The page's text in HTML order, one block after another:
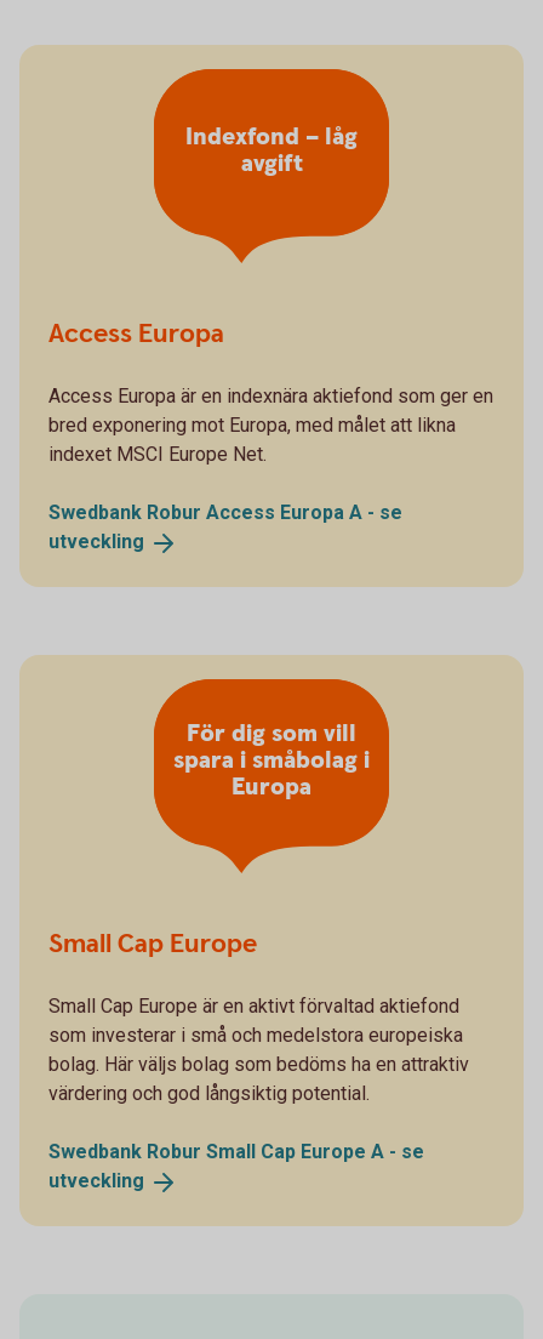
Access Europa
Access Europa är en indexnära aktiefond som ger en
bred exponering mot Europa, med målet att likna
indexet MSCI Europe Net.
Swedbank Robur Access Europa A - se
utveckling
Indexfond – låg
avgift
Small Cap Europe
Small Cap Europe är en aktivt förvaltad aktiefond
som investerar i små och medelstora europeiska
bolag. Här väljs bolag som bedöms ha en attraktiv
värdering och god långsiktig potential.
Swedbank Robur Small Cap Europe A - se
utveckling
För dig som vill
spara i småbolag i
Europa